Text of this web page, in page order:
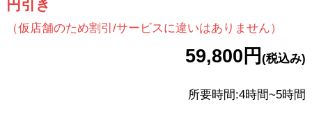
円引き
（仮店舗のため割引/サービスに違いはありません）
59,800円(税込み)
所要時間:4時間~5時間